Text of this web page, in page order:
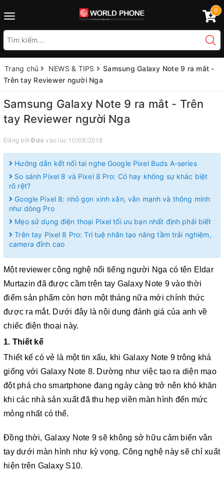
Toggle
0
Trang chủ NEWS & TIPS
Samsung Galaxy Note 9 ra mắt -
Trên tay Reviewer người Nga
Samsung Galaxy Note 9 ra mắt - Trên
tay Reviewer người Nga
Đăng bởiĐức vào lúc 10/08/2018
Hướng dẫn kết nối tai nghe Google Pixel Buds A-series
So sánh Pixel 8 và Pixel 8 Pro: Có hay không sự khác biệt
rõ rệt?
Google Pixel 8: nhỏ gọn xinh xắn, vẫn mạnh và thông minh
như dòng Pro
Mẹo sử dụng điện thoại Pixel tối ưu bạn nhất định phải biết
Trên tay Pixel 8 Pro: Trí tuệ nhân tạo nâng tầm trải nghiệm,
camera đỉnh cao
Một reviewer công nghệ nổi tiếng người Nga có tên Eldar
Murtazin đã được cầm trên tay Galaxy Note 9 vào thời
điểm sản phẩm còn hơn một tháng nữa mới chính thức
được ra mắt. Dưới đây là nội dung đánh giá của anh về
chiếc điện thoại này.
1. Thiết kế
Thiết kế có vẻ là một tin xấu, khi Galaxy Note 9 trông khá
giống với Galaxy Note 8. Dường như việc tạo ra diện mạo
đột phá cho smartphone đang ngày càng trở nên khó khăn
khi các nhà sản xuất đã thu hẹp viền màn hình đến mức
mỏng nhất có thể.
Đồng thời, Galaxy Note 9 sẽ không sở hữu cảm biến vân
tay dưới màn hình như kỳ vọng. Công nghệ này sẽ chỉ xuất
hiện trên Galaxy S10.